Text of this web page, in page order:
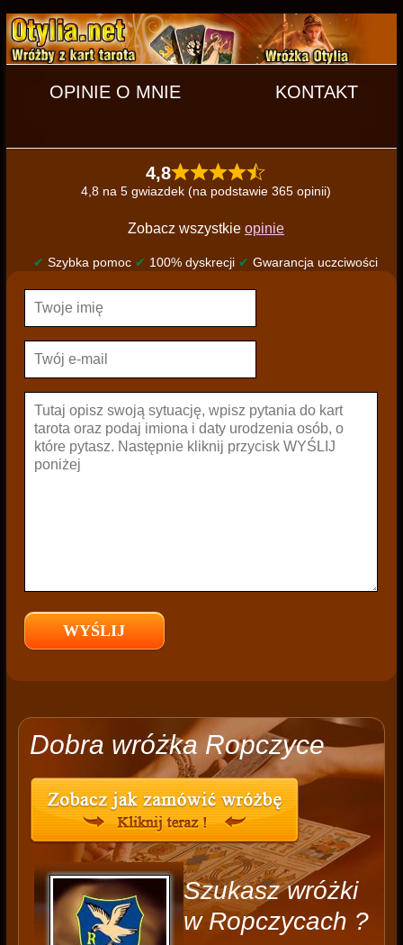
OPINIE O MNIE KONTAKT
4,8
4,8 na 5 gwiazdek (na podstawie 365 opinii)
Zobacz wszystkie opinie
✔ Szybka pomoc ✔ 100% dyskrecji ✔ Gwarancja uczciwości
Dobra wróżka Ropczyce
Szukasz wróżki
w Ropczycach ?